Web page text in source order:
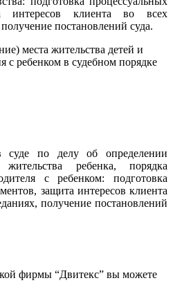
интересов клиента во всех
постановлений суда.
места жительства детей и
с ребенком в судебном порядке
суде по делу об определении
ребенка, порядка
с ребенком: подготовка
защита интересов клиента
получение постановлений
фирмы “Двитекс” вы можете